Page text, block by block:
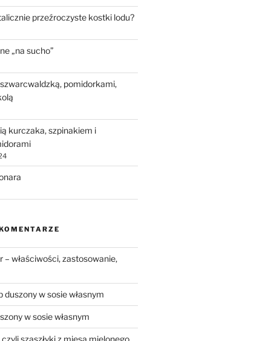
przeźroczyste kostki lodu?
„na sucho”
pomidorkami,
kurczaka, szpinakiem i
– właściwości, zastosowanie,
duszony w sosie własnym
w sosie własnym
szaszłyki z mięsa mielonego